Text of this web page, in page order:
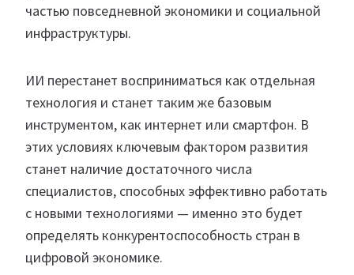
частью повседневной экономики и социальной
инфраструктуры.
ИИ перестанет восприниматься как отдельная
технология и станет таким же базовым
инструментом, как интернет или смартфон. В
этих условиях ключевым фактором развития
станет наличие достаточного числа
специалистов, способных эффективно работать
с новыми технологиями — именно это будет
определять конкурентоспособность стран в
цифровой экономике.